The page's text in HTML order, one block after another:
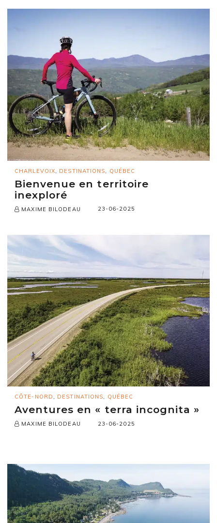
CHARLEVOIX DESTINATIONS QUÉBEC
Bienvenue en territoire
inexploré
MAXIME BILODEAU 23-06-2025
CÔTE-NORD , DESTINATIONS, QUÉBEC
Aventures en « terra incognita »
MAXIME BILODEAU 23-06-2025